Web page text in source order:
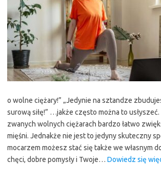
o wolne ciężary!” „Jedynie na sztandze
surową siłę!” …jakże często można to
zwanych wolnych ciężarach bardzo łatwo
mięśni. Jednakże nie jest to jedyny skuteczny
mocarzem możesz stać się także we własnym
chęci, dobre pomysły i Twoje… Dowiedz się